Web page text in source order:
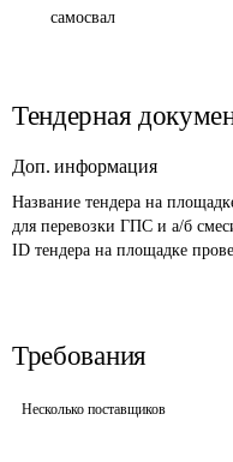
самосвал
Тендерная
Доп. информация
Название тендера на
для перевозки ГПС и а/б
ID тендера на площадке
Требования
Несколько поставщиков